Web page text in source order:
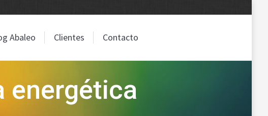
Abaleo Clientes Contacto
energética